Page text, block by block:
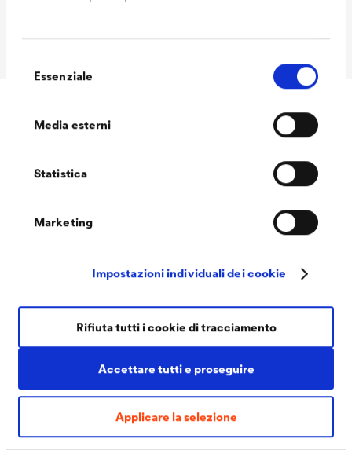
delEssenziale
Media esterni
Statistica
Marketing
Impostazioni individuali dei cookie
Accettare tutti e proseguire
Applicare la selezione
Rifiuta tutti i cookie di tracciamento
Scheda tecnicaLUCITE 163 Venti 3in1
(IT)